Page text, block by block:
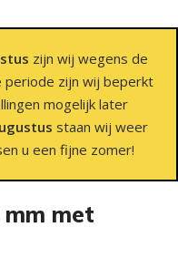
zijn wij wegens de
periode zijn wij beperkt
mogelijk later
staan wij weer
u een fijne zomer!
met